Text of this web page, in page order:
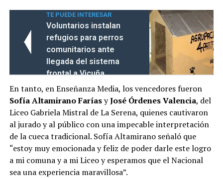
TE PUEDE INTERESAR
Voluntarios instalan
refugios para perros
comunitarios ante
llegada del sistema
frontal a Vicuña
En tanto, en Enseñanza Media, los vencedores fueron
Sofía Altamirano FaríasyJosé Órdenes Valencia, del
Liceo Gabriela Mistral de La Serena, quienes cautivaron
al jurado y al público con una impecable interpretación
de la cueca tradicional. Sofía Altamirano señaló que
“estoy muy emocionada y feliz de poder darle este logro
a mi comuna y a mi Liceo y esperamos que el Nacional
sea una experiencia maravillosa”.